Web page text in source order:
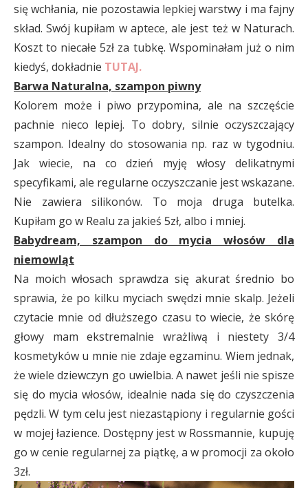
się wchłania, nie pozostawia lepkiej warstwy i ma fajny
skład. Swój kupiłam w aptece, ale jest też w Naturach.
Koszt to niecałe 5zł za tubkę. Wspominałam już o nim
kiedyś, dokładnie TUTAJ.
Barwa Naturalna, szampon piwny
Kolorem może i piwo przypomina, ale na szczęście
pachnie nieco lepiej. To dobry, silnie oczyszczający
szampon. Idealny do stosowania np. raz w tygodniu.
Jak wiecie, na co dzień myję włosy delikatnymi
specyfikami, ale regularne oczyszczanie jest wskazane.
Nie zawiera silikonów. To moja druga butelka.
Kupiłam go w Realu za jakieś 5zł, albo i mniej.
Babydream, szampon do mycia włosów dla
niemowląt
Na moich włosach sprawdza się akurat średnio bo
sprawia, że po kilku myciach swędzi mnie skalp. Jeżeli
czytacie mnie od dłuższego czasu to wiecie, że skórę
głowy mam ekstremalnie wrażliwą i niestety 3/4
kosmetyków u mnie nie zdaje egzaminu. Wiem jednak,
że wiele dziewczyn go uwielbia. A nawet jeśli nie spisze
się do mycia włosów, idealnie nada się do czyszczenia
pędzli. W tym celu jest niezastąpiony i regularnie gości
w mojej łazience. Dostępny jest w Rossmannie, kupuję
go w cenie regularnej za piątkę, a w promocji za około
3zł.